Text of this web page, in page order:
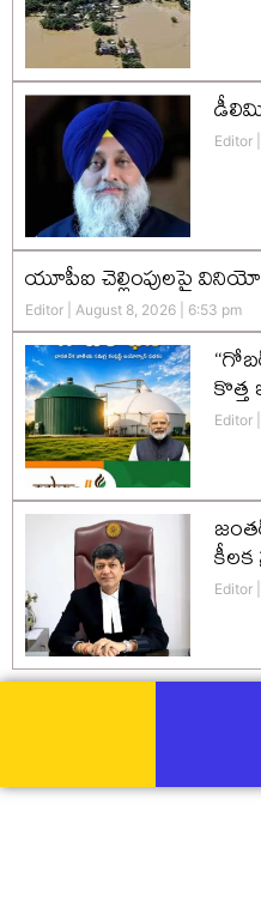
Editor
యూపీఐ చెల్లింపులపై
Editor August 8, 2026 6:53 pm
Editor
కీలక
Editor